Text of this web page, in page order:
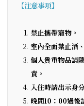
【注意事項】
禁止攜帶寵物。
室內全面禁止酒
個人貴重物品請
責。
入住時請出示身
晚間10：00過後